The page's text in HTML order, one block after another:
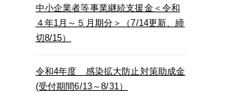
中小企業者等事業継続支援金＜令和
４年1月～５月期分＞（7/14更新、締
切8/15）
令和4年度 感染拡大防止対策助成金
(受付期間6/13～8/31）